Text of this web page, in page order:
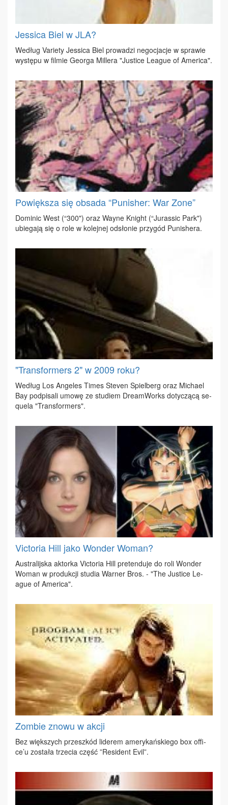
Jessica Biel w JLA?
We­dług Va­rie­ty Jes­si­ca Biel pro­wa­dzi ne­go­cja­cje w spra­wie
wy­stę­pu w fil­mie Geo­r­ga Mil­le­ra "Ju­sti­ce Le­ague of Ame­ri­ca".
Powiększa się obsada “Punisher: War Zone”
Do­mi­nic West (“300") oraz Way­ne Kni­ght (“Ju­ras­sic Park")
ubie­ga­ją się o ro­le w ko­lej­nej od­sło­nie przy­gód Pu­ni­she­ra.
"Transformers 2" w 2009 roku?
We­dług Los An­ge­les Ti­mes Ste­ven Spiel­berg oraz Mi­cha­el
Bay pod­pi­sa­li umo­wę ze stu­diem Dre­am­Works do­ty­czą­cą se­
qu­ela "Trans­for­mers".
Victoria Hill jako Wonder Woman?
Au­stra­lij­ska ak­tor­ka Vic­to­ria Hill pre­ten­du­je do ro­li Won­der
Wo­man w pro­duk­cji stu­dia War­ner Bros. - "The Ju­sti­ce Le­
ague of Ame­ri­ca".
Zombie znowu w akcji
Bez więk­szych prze­szkód li­de­rem ame­ry­kań­skie­go box of­fi­
ce’u zo­sta­ła trze­cia część ”Re­si­dent Evil”.